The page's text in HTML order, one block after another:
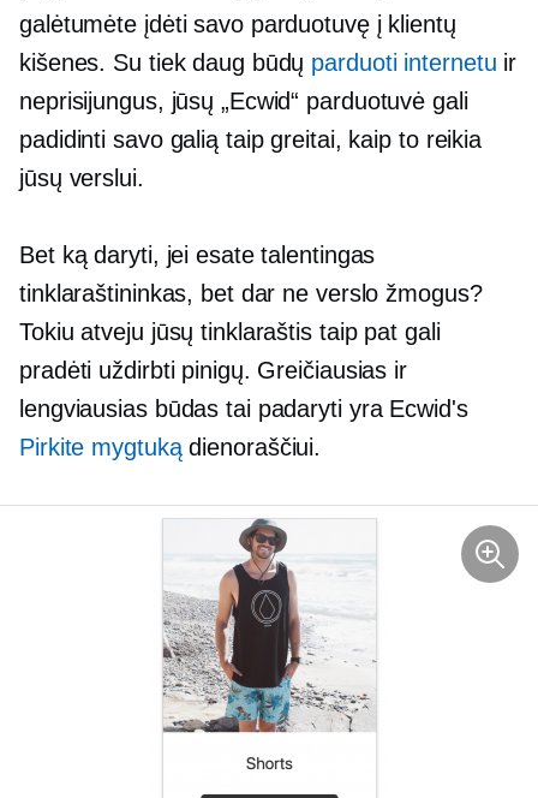
galėtumėte įdėti savo parduotuvę į klientų
kišenes. Su tiek daug būdų parduoti internetu ir
neprisijungus, jūsų „Ecwid“ parduotuvė gali
padidinti savo galią taip greitai, kaip to reikia
jūsų verslui.
Bet ką daryti, jei esate talentingas
tinklaraštininkas, bet dar ne verslo žmogus?
Tokiu atveju jūsų tinklaraštis taip pat gali
pradėti uždirbti pinigų. Greičiausias ir
lengviausias būdas tai padaryti yra Ecwid's
Pirkite mygtukądienoraščiui.